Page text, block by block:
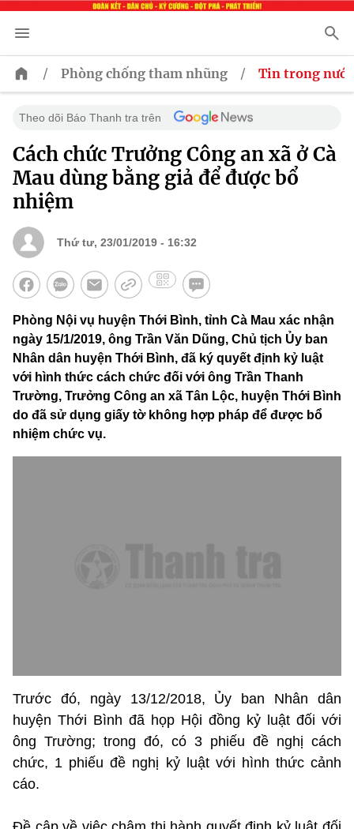
/ Phòng chống tham nhũng / Tin trong nước
Theo dõi Báo Thanh tra trên
Cách chức Trưởng Công an xã ở Cà
Mau dùng bằng giả để được bổ
nhiệm
Thứ tư, 23/01/2019 - 16:32
Phòng Nội vụ huyện Thới Bình, tỉnh Cà Mau xác nhận
ngày 15/1/2019, ông Trần Văn Dũng, Chủ tịch Ủy ban
Nhân dân huyện Thới Bình, đã ký quyết định kỷ luật
với hình thức cách chức đối với ông Trần Thanh
Trường, Trưởng Công an xã Tân Lộc, huyện Thới Bình
do đã sử dụng giấy tờ không hợp pháp để được bổ
nhiệm chức vụ.
Trước đó, ngày 13/12/2018, Ủy ban Nhân dân
huyện Thới Bình đã họp Hội đồng kỷ luật đối với
ông Trường; trong đó, có 3 phiếu đề nghị cách
chức, 1 phiếu đề nghị kỷ luật với hình thức cảnh
cáo.